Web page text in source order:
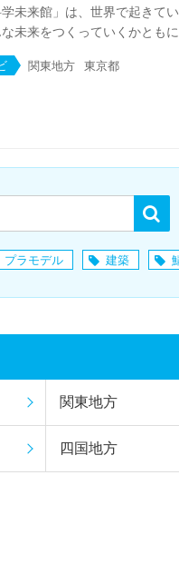
学未来館」は、世界で起きて
未来をつくっていくかとも
関東地方 東京都
プラモデル 建築
関東地方
四国地方